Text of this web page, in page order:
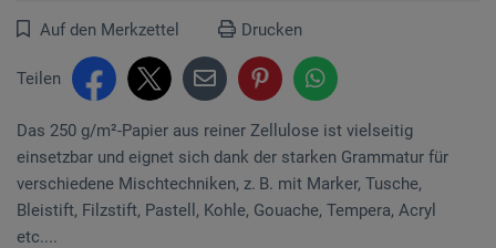
Auf den Merkzettel Drucken
Teilen
Das 250 g/m²-Papier aus reiner Zellulose ist vielseitig
einsetzbar und eignet sich dank der starken Grammatur für
verschiedene Mischtechniken, z. B. mit Marker, Tusche,
Bleistift, Filzstift, Pastell, Kohle, Gouache, Tempera, Acryl
etc....